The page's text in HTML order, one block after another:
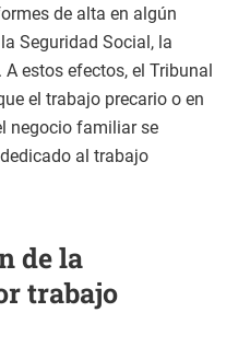
de alta en algún
Seguridad Social, la
estos efectos, el Tribunal
el trabajo precario o en
negocio familiar se
al trabajo
de la
trabajo